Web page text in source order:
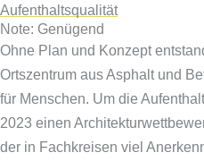
Aufenthaltsqualität
Note: Genügend
Ohne Plan und Konzept
Ortszentrum aus Asphalt und
für Menschen. Um die
2023 einen
der in Fachkreisen viel